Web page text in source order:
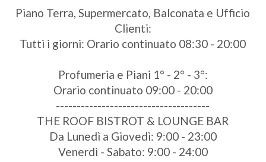
Piano Terra, Supermercato, Balconata e Ufficio
Clienti:
Tutti i giorni: Orario continuato 08:30 - 20:00
Profumeria e Piani 1° - 2° - 3°:
Orario continuato 09:00 - 20:00
-------------------------------------
THE ROOF BISTROT & LOUNGE BAR
Da Lunedì a Giovedì: 9:00 - 23:00
Venerdì - Sabato: 9:00 - 24:00